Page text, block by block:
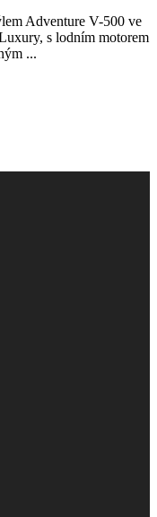
Adventure V-500 ve
s lodním motorem
...